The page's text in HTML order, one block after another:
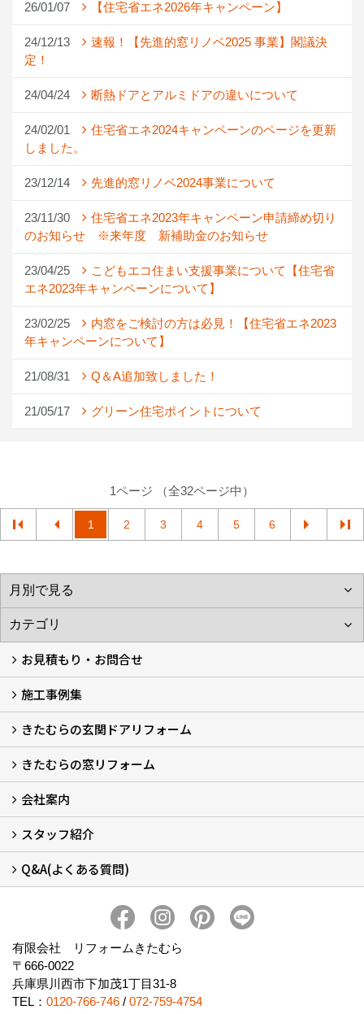
26/01/07 【住宅省エネ2026年キャンペーン】
24/12/13
速報！【先進的窓リノベ2025 事業】閣議決
定！
24/04/24 断熱ドアとアルミドアの違いについて
24/02/01
住宅省エネ2024キャンペーンのページを更新
しました。
23/12/14 先進的窓リノベ2024事業について
23/11/30
住宅省エネ2023年キャンペーン申請締め切り
のお知らせ ※来年度 新補助金のお知らせ
23/04/25
こどもエコ住まい支援事業について【住宅省
エネ2023年キャンペーンについて】
23/02/25
内窓をご検討の方は必見！【住宅省エネ2023
年キャンペーンについて】
21/08/31 Q＆A追加致しました！
21/05/17 グリーン住宅ポイントについて
1ページ （全32ページ中）
1 2 3 4 5 6
お見積もり・お問合せ
LINEで概算見積もり
チャットで質問
問い合わせフォームから
オンライン相談
電話で相談
無料現地調査をご希望の方
施工事例集
玄関ドアリフォーム
玄関引戸リフォーム
勝手口ドアリフォーム
窓リフォーム
きたむらの玄関ドアリフォーム
玄関ドアリフォームについて
リシェントについて (23)
・玄関ドアバリエーション (52)
・玄関引戸バリエーション (44)
・勝手口ドアバリエーション (11)
安心の自社施工
無料点検
保証について
価格について
概算見積について (2)
きたむらの窓リフォーム
窓リフォームについて (5)
・内窓設置-LIXILインプラス
・内窓設置-AGCまどまど
・窓交換
・エコガラス交換
・防犯・防災ガラス交換
会社案内
会社概要 (2)
ブログ
アクセス
施工エリア
施工までの流れ
SNSインフォメーション
チャット機能
オンライン打合わせ
補助金について (2)
スタッフ紹介
スタッフ紹介
Q&A(よくある質問)
有限会社 リフォームきたむら
〒666-0022
兵庫県川西市下加茂1丁目31-8
TEL： 0120-766-746 / 072-759-4754